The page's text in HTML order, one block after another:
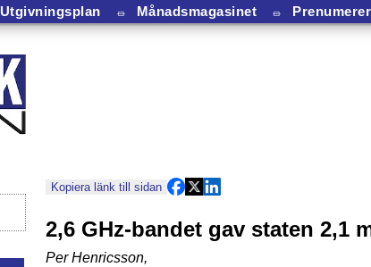
Utgivningsplan ⏛ Månadsmagasinet ⏛
Kopiera länk till sidan
2,6 GHz-bandet gav staten 2,1
Per Henricsson,